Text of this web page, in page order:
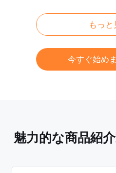
もっと
今すぐ始め
魅力的な商品紹